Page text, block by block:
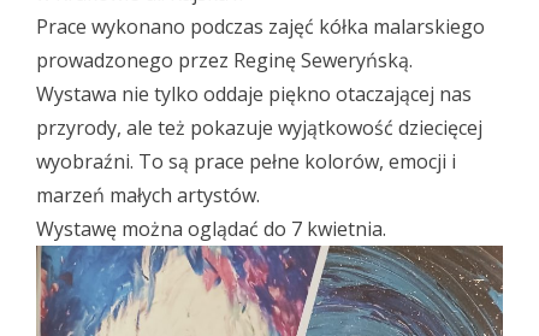
Prace wykonano podczas zajęć kółka malarskiego
prowadzonego przez Reginę Seweryńską.
Wystawa nie tylko oddaje piękno otaczającej nas
przyrody, ale też pokazuje wyjątkowość dziecięcej
wyobraźni. To są prace pełne kolorów, emocji i
marzeń małych artystów.
Wystawę można oglądać do 7 kwietnia.